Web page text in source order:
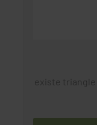
existe triangle